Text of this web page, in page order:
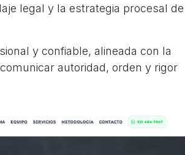
legal y la estrategia procesal de
y confiable, alineada con la
autoridad, orden y rigor